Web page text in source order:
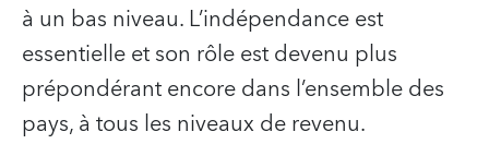
à un bas niveau. L’indépendance est
essentielle et son rôle est devenu plus
prépondérant encore dans l’ensemble des
pays, à tous les niveaux de revenu.